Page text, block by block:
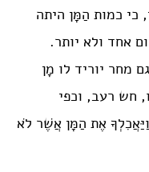
כי כמות הַמָּן היתה
אחד ולא יותר.
מחר יוריד לו מָן
חש רעב, וכפי
אֶת הַמָּן אֲשֶׁר לֹא